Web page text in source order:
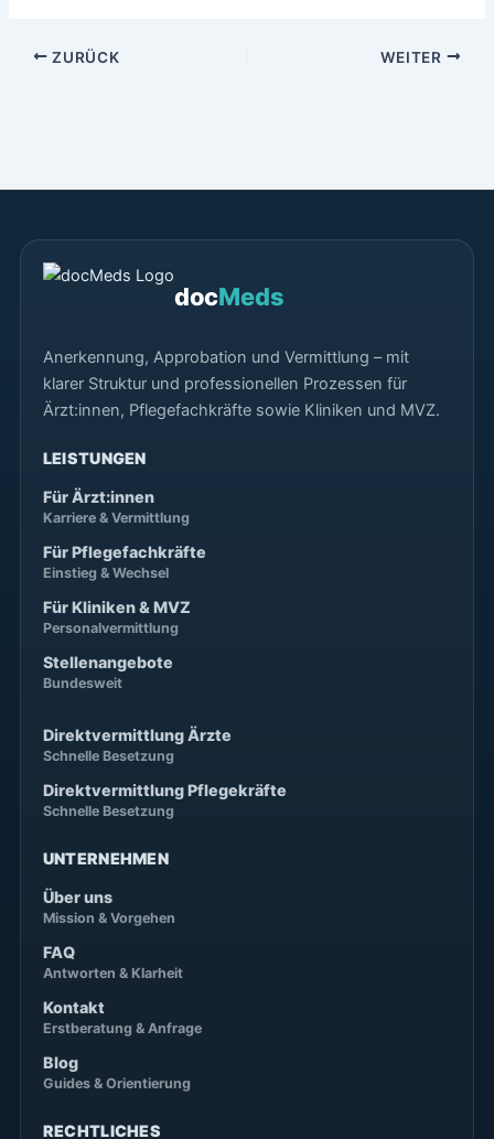
ZURÜCK WEITER
docMeds
Anerkennung, Approbation und Vermittlung – mit
klarer Struktur und professionellen Prozessen für
Ärzt:innen, Pflegefachkräfte sowie Kliniken und MVZ.
LEISTUNGEN
Für Ärzt:innen
Karriere & Vermittlung
Für Pflegefachkräfte
Einstieg & Wechsel
Für Kliniken & MVZ
Personalvermittlung
Stellenangebote
Bundesweit
Direktvermittlung Ärzte
Schnelle Besetzung
Direktvermittlung Pflegekräfte
Schnelle Besetzung
UNTERNEHMEN
Über uns
Mission & Vorgehen
FAQ
Antworten & Klarheit
Kontakt
Erstberatung & Anfrage
Blog
Guides & Orientierung
RECHTLICHES